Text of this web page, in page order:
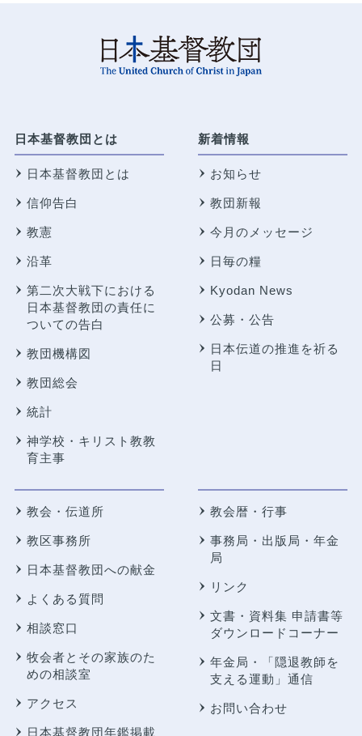
日本基督教団とは
日本基督教団とは
信仰告白
教憲
沿革
第二次大戦下における
日本基督教団の責任に
ついての告白
教団機構図
教団総会
統計
神学校・キリスト教教
育主事
新着情報
お知らせ
教団新報
今月のメッセージ
日毎の糧
Kyodan News
公募・公告
日本伝道の推進を祈る
日
教会・伝道所
教区事務所
日本基督教団への献金
よくある質問
相談窓口
牧会者とその家族のた
めの相談室
アクセス
日本基督教団年鑑掲載
教会暦・行事
事務局・出版局・年金
局
リンク
文書・資料集 申請書等
ダウンロードコーナー
年金局・
「隠退教師を
支える運動」通信
お問い合わせ